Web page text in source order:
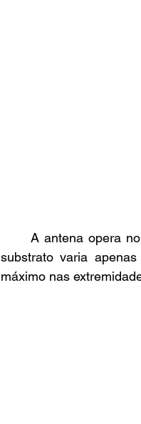
substrato varia
máximo nas